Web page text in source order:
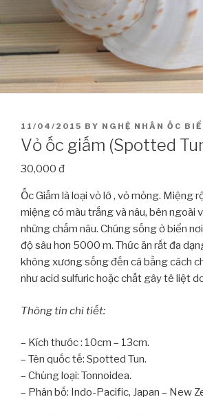
POSTED
ON
11/04/2015 BY NGHỆ NHÂN ỐC
Vỏ ốc giấm (Spotted
30,000 đ
Ốc Giấm là loại vỏ lớ , vỏ mỏng. Miệng
miệng có màu trắng và nâu, bên ngoài
những chấm nâu. Chúng sống ở biển
độ sâu hơn 5000 m. Thức ăn rất đa
không xương sống đến cá bằng cách
như acid sulfuric hoặc chất gây tê liệt
Thông tin chi tiết:
– Kích thước : 10cm – 13cm.
– Tên quốc tế: Spotted Tun.
– Chủng loại: Tonnoidea.
– Phân bố: Indo-Pacific, Japan – New